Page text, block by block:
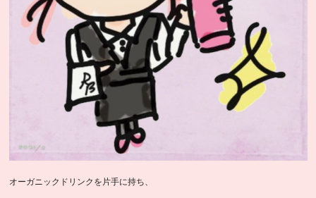
オーガニックドリンクを片手に持ち、